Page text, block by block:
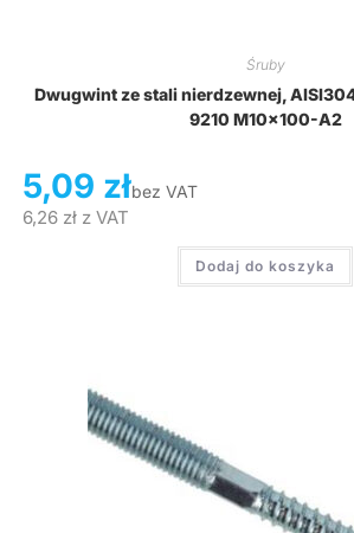
Śruby
Dwugwint ze stali nierdzewnej,
9210 M10x100-A2
5,09 złbez VAT
6,26 złz VAT
Dodaj do koszyka